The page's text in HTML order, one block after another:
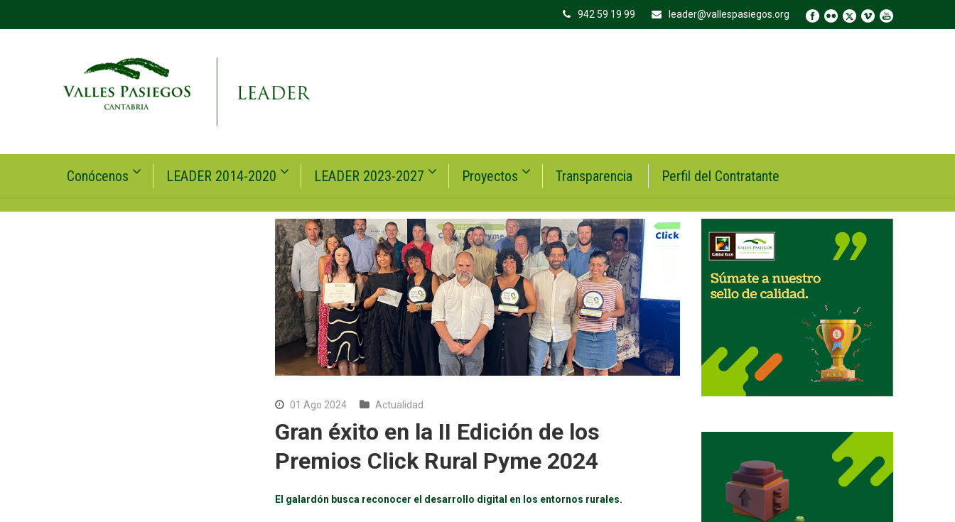
942 59 19 99 leader@vallespasiegos.org
Conócenos LEADER 2014-2020 LEADER 2023-2027 Proyectos Transparencia Perfil del Contratante
01 Ago 2024 Actualidad
Gran éxito en la II Edición de los
Premios Click Rural Pyme 2024
El galardón busca reconocer el desarrollo digital en los entornos rurales.